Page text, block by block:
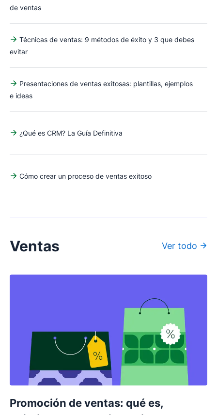
de ventas
Técnicas de ventas: 9 métodos de éxito y 3 que debes
evitar
Presentaciones de ventas exitosas: plantillas, ejemplos
e ideas
¿Qué es CRM? La Guía Definitiva
Cómo crear un proceso de ventas exitoso
Ventas Ver todo
Promoción de ventas: qué es,